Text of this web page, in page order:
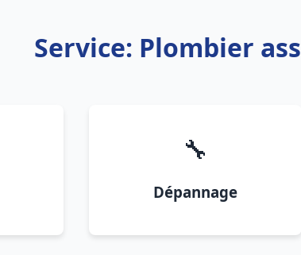
Service: Plombier
🔧
Dépannage